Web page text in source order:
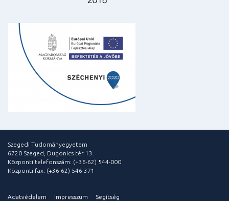
Szegedi Tudományegyetem
6720 Szeged, Dugonics tér 13.
Központi telefonszám: (+36-62) 544-000
Központi fax: (+36-62) 546-371
Adatvédelem Impresszum Segítség